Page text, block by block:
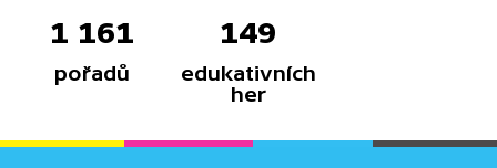
1 161
pořadů
149
edukativních
her